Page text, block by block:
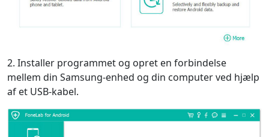
2. Installer programmet og opret en forbindelse
mellem din Samsung-enhed og din computer ved hjælp
af et USB-kabel.